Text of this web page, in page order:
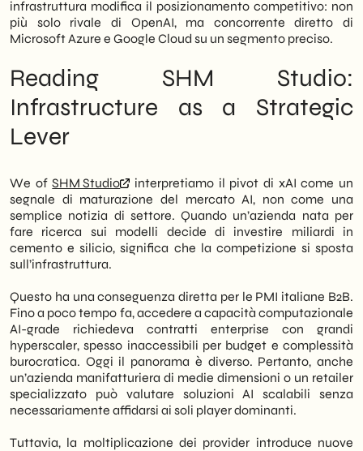
infrastruttura modifica il posizionamento competitivo: non
più solo rivale di OpenAI, ma concorrente diretto di
Microsoft Azure e Google Cloud su un segmento preciso.
Reading SHM Studio:
Infrastructure as a Strategic
Lever
We ofSHM Studio
interpretiamo il pivot di xAI come un
segnale di maturazione del mercato AI, non come una
semplice notizia di settore. Quando un’azienda nata per
fare ricerca sui modelli decide di investire miliardi in
cemento e silicio, significa che la competizione si sposta
sull’infrastruttura.
Questo ha una conseguenza diretta per le PMI italiane B2B.
Fino a poco tempo fa, accedere a capacità computazionale
AI-grade richiedeva contratti enterprise con grandi
hyperscaler, spesso inaccessibili per budget e complessità
burocratica. Oggi il panorama è diverso. Pertanto, anche
un’azienda manifatturiera di medie dimensioni o un retailer
specializzato può valutare soluzioni AI scalabili senza
necessariamente affidarsi ai soli player dominanti.
Tuttavia, la moltiplicazione dei provider introduce nuove